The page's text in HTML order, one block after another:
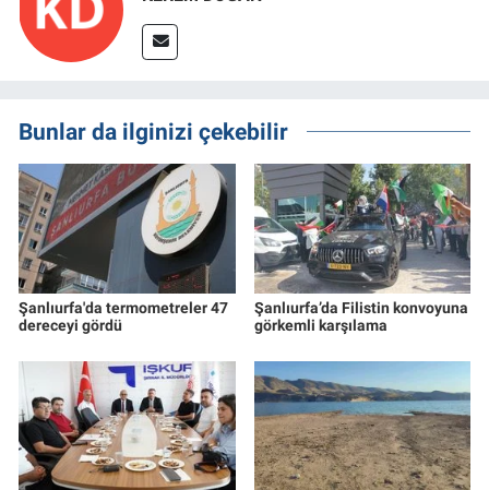
Bunlar da ilginizi çekebilir
Şanlıurfa'da termometreler 47
dereceyi gördü
Şanlıurfa’da Filistin konvoyuna
görkemli karşılama